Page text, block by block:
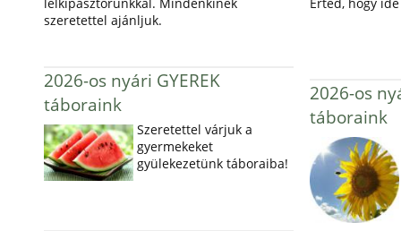
szeretettel ajánljuk.
2026-os nyári GYEREK
táboraink
Szeretettel várjuk a
gyermekeket
gyülekezetünk táboraiba!
2026-os
táboraink